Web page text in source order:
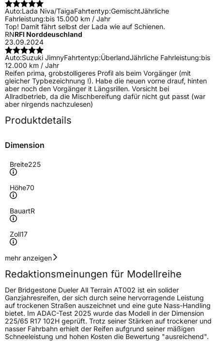
Auto:Lada Niva/TaigaFahrtentyp:GemischtJährliche
Fahrleistung:bis 15.000 km / Jahr
Top! Damit fährt selbst der Lada wie auf Schienen.
RNRFl Norddeuschland
23.09.2024
Auto:Suzuki JimnyFahrtentyp:ÜberlandJährliche Fahrleistung:bis
12.000 km / Jahr
Reifen prima, grobstolligeres Profil als beim Vorgänger (mit
gleicher Typbezeichnung !). Habe die neuen vorne drauf, hinten
aber noch den Vorgänger it Längsrillen. Vorsicht bei
Allradbetrieb, da die Mischbereifung dafür nicht gut passt (war
aber nirgends nachzulesen)
Produktdetails
Dimension
Breite225
Höhe70
BauartR
Zoll17
Geschwindigkeitsindex
Höchstgeschwindigkeit
190 km/h
Lastindex108
Höchstlast1000 kg
Gewicht (in kg) 15,346 kg
mehr anzeigen
Redaktionsmeinungen für Modellreihe
Der Bridgestone Dueler All Terrain AT002 ist ein solider
Ganzjahresreifen, der sich durch seine hervorragende Leistung
auf trockenen Straßen auszeichnet und eine gute Nass-Handling
bietet. Im ADAC-Test 2025 wurde das Modell in der Dimension
225/65 R17 102H geprüft. Trotz seiner Stärken auf trockener und
nasser Fahrbahn erhielt der Reifen aufgrund seiner mäßigen
Schneeleistung und hohen Kosten die Bewertung "ausreichend".